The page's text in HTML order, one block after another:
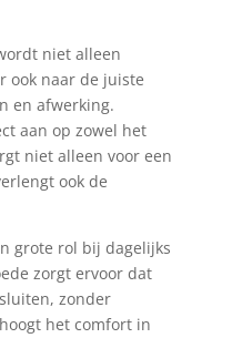
niet alleen
ook naar de juiste
en afwerking.
aan op zowel het
niet alleen voor een
ook de
grote rol bij dagelijks
zorgt ervoor dat
zonder
het comfort in